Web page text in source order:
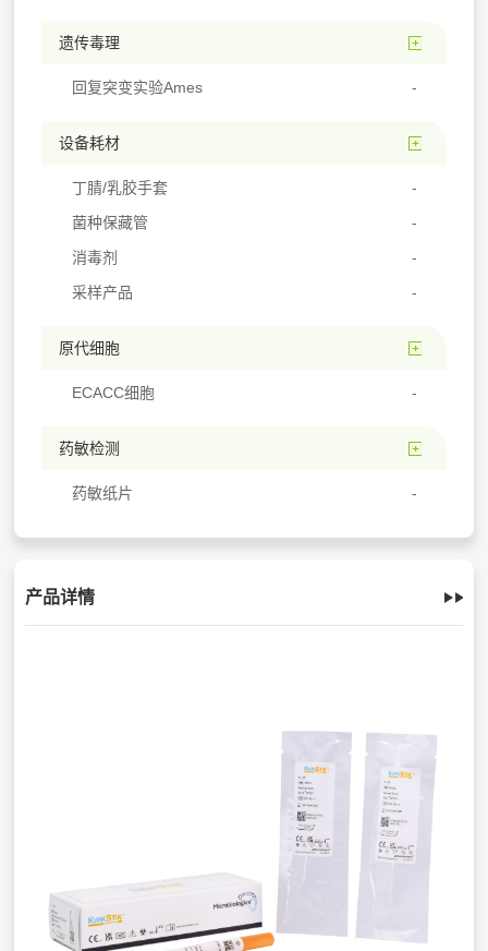
遗传毒理
回复突变实验Ames
设备耗材
丁腈/乳胶手套
菌种保藏管
消毒剂
采样产品
原代细胞
ECACC细胞
药敏检测
药敏纸片
产品详情